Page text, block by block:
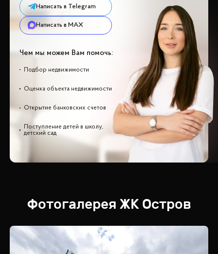
Написать в Telegram
Написать в MAX
Чем мы можем Вам помочь:
Подбор недвижимости
Оценка объекта недвижимости
Открытие банковских счетов
Поступление детей в школу,
детский сад
Фотогалерея ЖК Остров